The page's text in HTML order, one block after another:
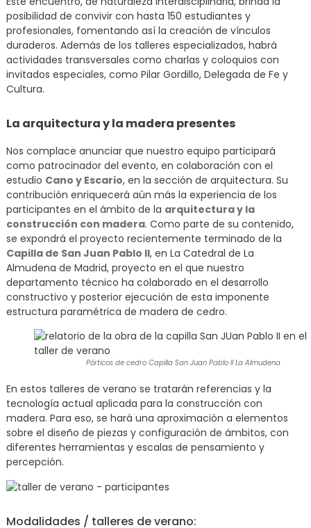
posibilidad de convivir con hasta 150 estudiantes y
profesionales, fomentando así la creación de vínculos
duraderos. Además de los talleres especializados, habrá
actividades transversales como charlas y coloquios con
invitados especiales, como Pilar Gordillo, Delegada de Fe y
Cultura.
La arquitectura y la madera presentes
Nos complace anunciar que nuestro equipo participará
como patrocinador del evento, en colaboración con el
estudio Cano y Escario, en la sección de arquitectura. Su
contribución enriquecerá aún más la experiencia de los
participantes en el ámbito de la arquitectura y la
construcción con madera. Como parte de su contenido,
se expondrá el proyecto recientemente terminado de la
Capilla de San Juan Pablo II, en La Catedral de La
Almudena de Madrid, proyecto en el que nuestro
departamento técnico ha colaborado en el desarrollo
constructivo y posterior ejecución de esta imponente
estructura paramétrica de madera de cedro.
Pórticos de cedro Capilla San Juan Pablo II La Almudena
En estos talleres de verano se tratarán referencias y la
tecnología actual aplicada para la construcción con
madera. Para eso, se hará una aproximación a elementos
sobre el diseño de piezas y configuración de ámbitos, con
diferentes herramientas y escalas de pensamiento y
percepción.
Modalidades / talleres de verano: